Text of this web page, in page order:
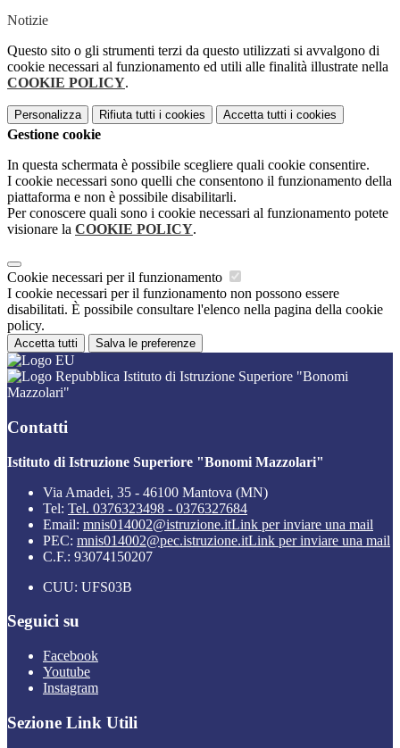
Notizie
Questo sito o gli strumenti terzi da questo utilizzati si avvalgono di
cookie necessari al funzionamento ed utili alle finalità illustrate nella
COOKIE POLICY.
Personalizza Rifiuta tutti i cookies Accetta tutti i cookies
Gestione cookie
In questa schermata è possibile scegliere quali cookie consentire.
I cookie necessari sono quelli che consentono il funzionamento della
piattaforma e non è possibile disabilitarli.
Per conoscere quali sono i cookie necessari al funzionamento potete
visionare la COOKIE POLICY.
Cookie necessari per il funzionamento
I cookie necessari per il funzionamento non possono essere
disabilitati. È possibile consultare l'elenco nella pagina della cookie
policy.
Accetta tutti Salva le preferenze
Istituto di Istruzione Superiore "Bonomi
Mazzolari"
Contatti
Istituto di Istruzione Superiore "Bonomi Mazzolari"
Via Amadei, 35 - 46100 Mantova (MN)
Tel: Tel. 0376323498 - 0376327684
Email: mnis014002@istruzione.itLink per inviare una mail
PEC: mnis014002@pec.istruzione.itLink per inviare una mail
C.F.: 93074150207
CUU: UFS03B
Seguici su
Facebook
Youtube
Instagram
Sezione Link Utili